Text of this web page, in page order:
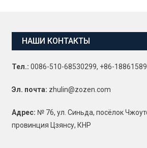
НАШИ КОНТАКТЫ
Тел.: 0086-510-68530299, +86-
Эл. почта: zhulin@zozen.com
Адрес: № 76, ул. Синьда, посёлок
провинция Цзянсу, КНР